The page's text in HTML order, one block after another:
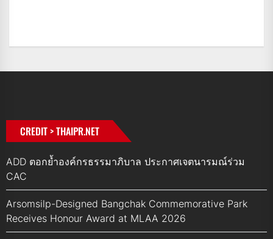
CREDIT > THAIPR.NET
ADD ตอกย้ำองค์กรธรรมาภิบาล ประกาศเจตนารมณ์ร่วม
CAC
Arsomsilp-Designed Bangchak Commemorative Park
Receives Honour Award at MLAA 2026